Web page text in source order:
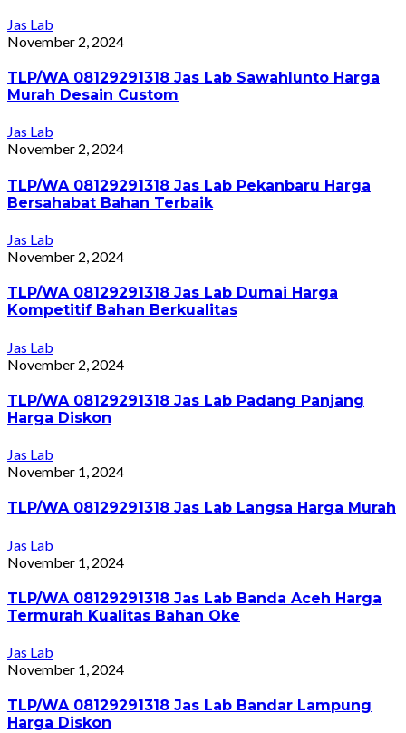
Jas Lab
November 2, 2024
TLP/WA 08129291318 Jas Lab Sawahlunto Harga
Murah Desain Custom
Jas Lab
November 2, 2024
TLP/WA 08129291318 Jas Lab Pekanbaru Harga
Bersahabat Bahan Terbaik
Jas Lab
November 2, 2024
TLP/WA 08129291318 Jas Lab Dumai Harga
Kompetitif Bahan Berkualitas
Jas Lab
November 2, 2024
TLP/WA 08129291318 Jas Lab Padang Panjang
Harga Diskon
Jas Lab
November 1, 2024
TLP/WA 08129291318 Jas Lab Langsa Harga Murah
Jas Lab
November 1, 2024
TLP/WA 08129291318 Jas Lab Banda Aceh Harga
Termurah Kualitas Bahan Oke
Jas Lab
November 1, 2024
TLP/WA 08129291318 Jas Lab Bandar Lampung
Harga Diskon